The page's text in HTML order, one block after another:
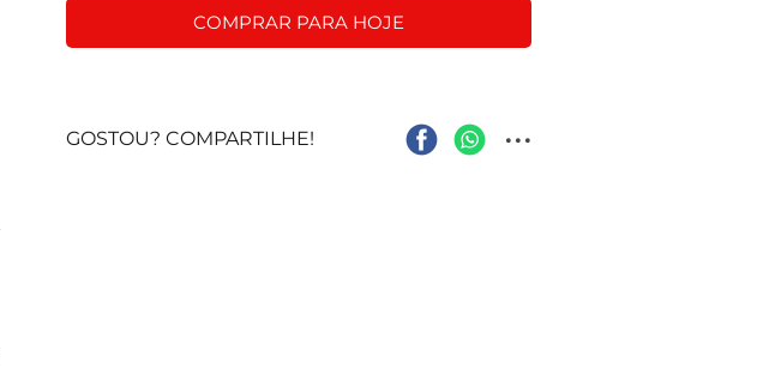
COMPRAR PARA HOJE
GOSTOU? COMPARTILHE! ...